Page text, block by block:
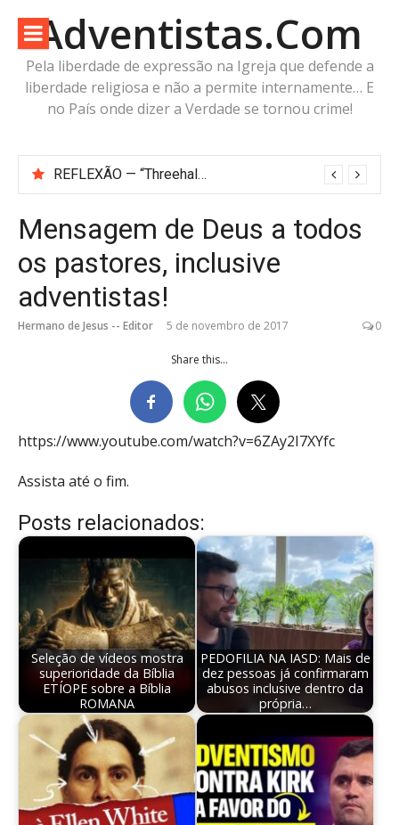
para
conteúdo
Adventistas.Com
Pela liberdade de expressão na Igreja que defende a
liberdade religiosa e não a permite internamente… E
no País onde dizer a Verdade se tornou crime!
REFLEXÃO — “Threehalves”: Três metades, Um só Todo?
Mensagem de Deus a todos
os pastores, inclusive
adventistas!
Hermano de Jesus -- Editor 5 de novembro de 2017 0
Share this...
https://www.youtube.com/watch?v=6ZAy2I7XYfc
Assista até o fim.
Posts relacionados:
Seleção de vídeos mostra
superioridade da Bíblia
ETÍOPE sobre a Bíblia
ROMANA
PEDOFILIA NA IASD: Mais de
dez pessoas já confirmaram
abusos inclusive dentro da
própria…